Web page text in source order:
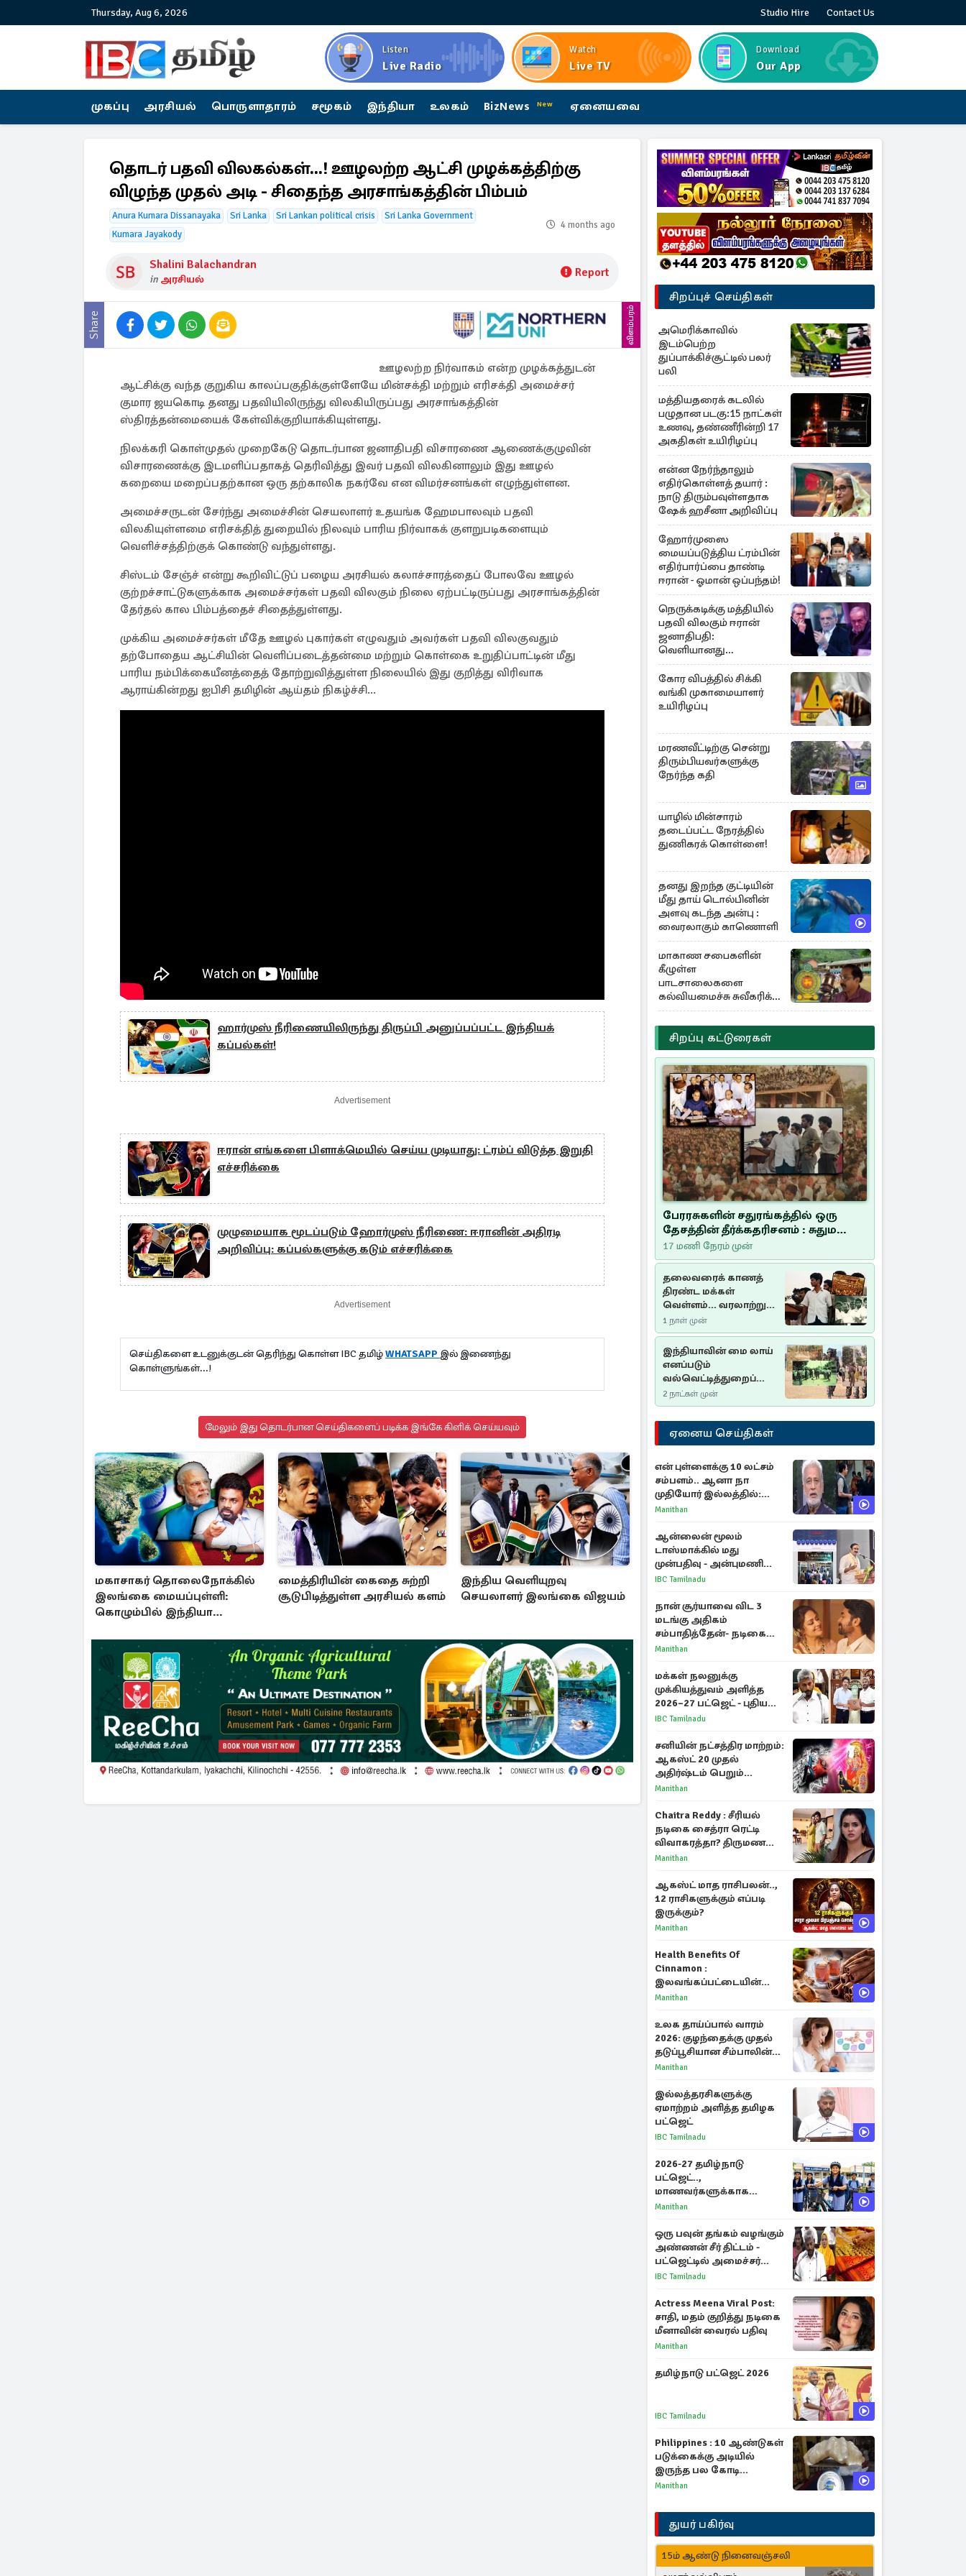
Thursday, Aug 6, 2026 Studio Hire Contact Us
Listen
Live Radio
Watch
Live TV
Download
Our App
முகப்பு அரசியல் பொருளாதாரம் சமூகம் இந்தியா உலகம் BizNews New ஏனையவை
தொடர் பதவி விலகல்கள்...! ஊழலற்ற ஆட்சி முழக்கத்திற்கு
விழுந்த முதல் அடி - சிதைந்த அரசாங்கத்தின் பிம்பம்
Anura Kumara Dissanayaka Sri Lanka Sri Lankan political crisis
Sri Lanka Government
Kumara Jayakody
4 months ago
Shalini Balachandran
in அரசியல் Report
Share விளம்பரம்
ஊழலற்ற நிர்வாகம் என்ற முழக்கத்துடன்
ஆட்சிக்கு வந்த குறுகிய காலப்பகுதிக்குள்ளேயே மின்சக்தி மற்றும் எரிசக்தி அமைச்சர்
குமார ஜயகொடி தனது பதவியிலிருந்து விலகியிருப்பது அரசாங்கத்தின்
ஸ்திரத்தன்மையைக் கேள்விக்குறியாக்கியுள்ளது.
நிலக்கரி கொள்முதல் முறைகேடு தொடர்பான ஜனாதிபதி விசாரணை ஆணைக்குழுவின்
விசாரணைக்கு இடமளிப்பதாகத் தெரிவித்து இவர் பதவி விலகினாலும் இது ஊழல்
கறையை மறைப்பதற்கான ஒரு தற்காலிக நகர்வே என விமர்சனங்கள் எழுந்துள்ளன.
அமைச்சருடன் சேர்ந்து அமைச்சின் செயலாளர் உதயங்க ஹேமபாலவும் பதவி
விலகியுள்ளமை எரிசக்தித் துறையில் நிலவும் பாரிய நிர்வாகக் குளறுபடிகளையும்
வெளிச்சத்திற்குக் கொண்டு வந்துள்ளது.
சிஸ்டம் சேஞ்ச் என்று கூறிவிட்டுப் பழைய அரசியல் கலாச்சாரத்தைப் போலவே ஊழல்
குற்றச்சாட்டுகளுக்காக அமைச்சர்கள் பதவி விலகும் நிலை ஏற்பட்டிருப்பது அரசாங்கத்தின்
தேர்தல் கால பிம்பத்தைச் சிதைத்துள்ளது.
முக்கிய அமைச்சர்கள் மீதே ஊழல் புகார்கள் எழுவதும் அவர்கள் பதவி விலகுவதும்
தற்போதைய ஆட்சியின் வெளிப்படைத்தன்மை மற்றும் கொள்கை உறுதிப்பாட்டின் மீது
பாரிய நம்பிக்கையீனத்தைத் தோற்றுவித்துள்ள நிலையில் இது குறித்து விரிவாக
ஆராய்கின்றது ஐபிசி தமிழின் ஆய்தம் நிகழ்ச்சி...
ஹார்முஸ் நீரிணையிலிருந்து திருப்பி அனுப்பப்பட்ட இந்தியக்
கப்பல்கள்!
Advertisement
ஈரான் எங்களை பிளாக்மெயில் செய்ய முடியாது: ட்ரம்ப் விடுத்த இறுதி
எச்சரிக்கை
முழுமையாக மூடப்படும் ஹோர்முஸ் நீரிணை: ஈரானின் அதிரடி
அறிவிப்பு: கப்பல்களுக்கு கடும் எச்சரிக்கை
Advertisement
செய்திகளை உடனுக்குடன் தெரிந்து கொள்ள IBC தமிழ்WHATSAPP இல் இணைந்து
கொள்ளுங்கள்...!
மேலும் இது தொடர்பான செய்திகளைப் படிக்க இங்கே கிளிக் செய்யவும்
மகாசாகர் தொலைநோக்கில்
இலங்கை மையப்புள்ளி:
கொழும்பில் இந்தியா
மைத்திரியின் கைதை சுற்றி
சூடுபிடித்துள்ள அரசியல் களம்
இந்திய வெளியுறவு
செயலாளர் இலங்கை விஜயம்
சிறப்புச் செய்திகள்
அமெரிக்காவில்
இடம்பெற்ற
துப்பாக்கிச்சூட்டில் பலர்
பலி
மத்தியதரைக் கடலில்
பழுதான படகு:15 நாட்கள்
உணவு, தண்ணீரின்றி 17
அகதிகள் உயிரிழப்பு
என்ன நேர்ந்தாலும்
எதிர்கொள்ளத் தயார் :
நாடு திரும்பவுள்ளதாக
ஷேக் ஹசீனா அறிவிப்பு
ஹோர்முஸை
மையப்படுத்திய ட்ரம்பின்
எதிர்பார்ப்பை தாண்டி
ஈரான் - ஓமான் ஒப்பந்தம்!
நெருக்கடிக்கு மத்தியில்
பதவி விலகும் ஈரான்
ஜனாதிபதி:
வெளியானது
சர்ச்சையின் உண்மை
நிலை
கோர விபத்தில் சிக்கி
வங்கி முகாமையாளர்
உயிரிழப்பு
மரணவீட்டிற்கு சென்று
திரும்பியவர்களுக்கு
நேர்ந்த கதி
யாழில் மின்சாரம்
தடைப்பட்ட நேரத்தில்
துணிகரக் கொள்ளை!
தனது இறந்த குட்டியின்
மீது தாய் டொல்பினின்
அளவு கடந்த அன்பு :
வைரலாகும் காணொளி
மாகாண சபைகளின்
கீழுள்ள
பாடசாலைகளை
கல்வியமைச்சு சுவீகரிக்க
சட்டமில்லை :
கிடைத்தது வெற்றி
சிறப்பு கட்டுரைகள்
பேரரசுகளின் சதுரங்கத்தில் ஒரு
தேசத்தின் தீர்க்கதரிசனம் : சுதுமலை
பிரகடனம் ஒரு வரலாற்றுப் பாடம்
17 மணி நேரம் முன்
தலைவரைக் காணத்
திரண்ட மக்கள்
வெள்ளம்... வரலாற்றுச்
சிறப்புமிக்க சுதுமலைப்
பிரகடனம்…
1 நாள் முன்
இந்தியாவின் மை லாய்
எனப்படும்
வல்வெட்டித்துறைப்
படுகொலை…
2 நாட்கள் முன்
ஏனைய செய்திகள்
என் புள்ளைக்கு 10 லட்சம்
சம்பளம்.. ஆனா நா
முதியோர் இல்லத்தில்:
நடிகரின் கண்ணீர் பேட்டி
Manithan
ஆன்லைன் மூலம்
டாஸ்மாக்கில் மது
முன்பதிவு - அன்புமணி
ராமதாஸ் எதிர்ப்பு
IBC Tamilnadu
நான் சூர்யாவை விட 3
மடங்கு அதிகம்
சம்பாதித்தேன்- நடிகை
ஜோதிகா
Manithan
மக்கள் நலனுக்கு
முக்கியத்துவம் அளித்த
2026–27 பட்ஜெட் - புதிய
நலத்திட்டங்கள்
IBC Tamilnadu
சனியின் நட்சத்திர மாற்றம்:
ஆகஸ்ட் 20 முதல்
அதிர்ஷ்டம் பெறும்
ராசிகள்!
Manithan
Chaitra Reddy : சீரியல்
நடிகை சைத்ரா ரெட்டி
விவாகரத்தா? திருமண
புகைப்படங்களை நீக்கம்
Manithan
ஆகஸ்ட் மாத ராசிபலன்..,
12 ராசிகளுக்கும் எப்படி
இருக்கும்?
Manithan
Health Benefits Of
Cinnamon :
இலவங்கப்பட்டையின்
மருத்துவ குணங்களும்
நன்மைகளும்!
Manithan
உலக தாய்ப்பால் வாரம்
2026: குழந்தைக்கு முதல்
தடுப்பூசியான சீம்பாலின்
முக்கியத்துவம்!
Manithan
இல்லத்தரசிகளுக்கு
ஏமாற்றம் அளித்த தமிழக
பட்ஜெட்
IBC Tamilnadu
2026-27 தமிழ்நாடு
பட்ஜெட்..,
மாணவர்களுக்காக
வெளியான முக்கிய
Manithan
ஒரு பவுன் தங்கம் வழங்கும்
அண்ணன் சீர் திட்டம் -
பட்ஜெட்டில் அமைச்சர்
மரிய வில்சன் அறிவிப்பு!
IBC Tamilnadu
Actress Meena Viral Post:
சாதி, மதம் குறித்து நடிகை
மீனாவின் வைரல் பதிவு
Manithan
தமிழ்நாடு பட்ஜெட் 2026
IBC Tamilnadu
Philippines : 10 ஆண்டுகள்
படுக்கைக்கு அடியில்
இருந்த பல கோடி
மதிப்புள்ள அரிய முத்து!
Manithan
துயர் பகிர்வு
15ம் ஆண்டு நினைவஞ்சலி